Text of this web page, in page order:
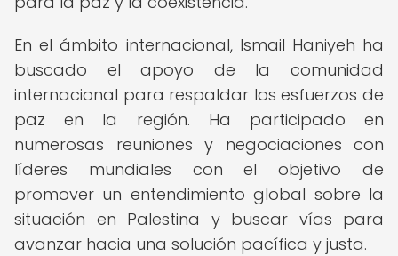
En el ámbito internacional, Ismail Haniyeh ha
buscado el apoyo de la comunidad
internacional para respaldar los esfuerzos de
paz en la región. Ha participado en
numerosas reuniones y negociaciones con
líderes mundiales con el objetivo de
promover un entendimiento global sobre la
situación en Palestina y buscar vías para
avanzar hacia una solución pacífica y justa.